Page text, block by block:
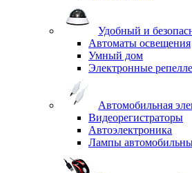
Удобный и
Автоматы освещения
Умный дом
Электронные
Автомобильная
Видеорегистраторы
Автоэлектроника
Лампы